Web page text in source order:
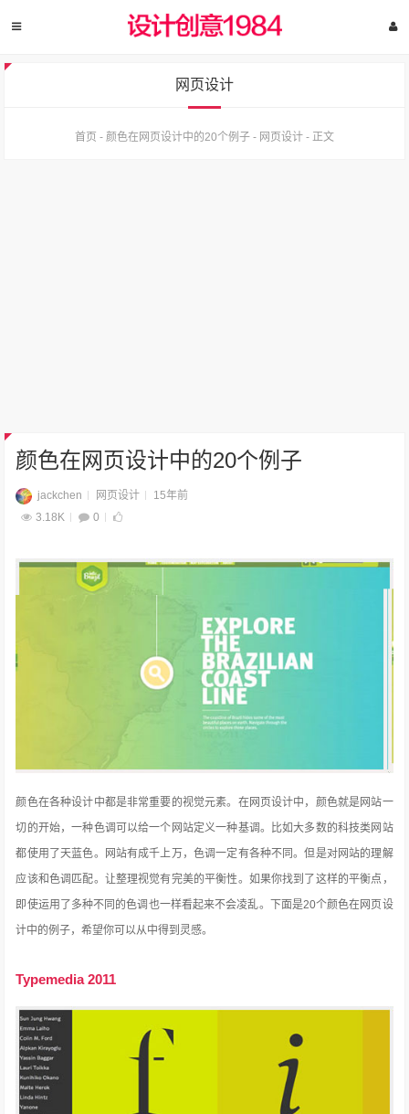
网页设计
首页 - 颜色在网页设计中的20个例子 - 网页设计 - 正文
颜色在网页设计中的20个例子
jackchen 网页设计
15年前
3.18K
0
颜色在各种设计中都是非常重要的视觉元素。在网页设计中，颜色就是网站一
切的开始，一种色调可以给一个网站定义一种基调。比如大多数的科技类网站
都使用了天蓝色。网站有成千上万，色调一定有各种不同。但是对网站的理解
应该和色调匹配。让整理视觉有完美的平衡性。如果你找到了这样的平衡点，
即使运用了多种不同的色调也一样看起来不会凌乱。下面是20个颜色在网页设
计中的例子，希望你可以从中得到灵感。
Typemedia 2011